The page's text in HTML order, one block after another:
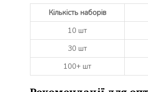
Кількість наборів
10 шт
30 шт
100+ шт